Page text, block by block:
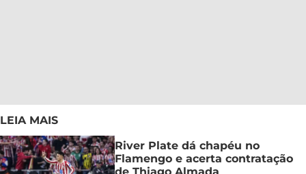
LEIA MAIS
River Plate dá chapéu no
Flamengo e acerta contratação